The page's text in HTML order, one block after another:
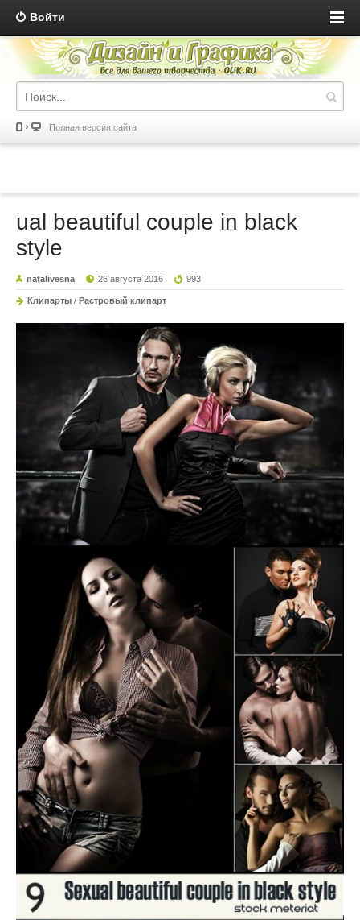
Войти
Полная версия сайта
ual beautiful couple in black
style
natalivesna 26 августа 2016 993
Клипарты / Растровый клипарт